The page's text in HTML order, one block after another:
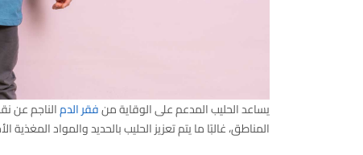
يساعد الحليب المدعم على الوقاية منفقر الدمالناجم عن
المناطق، غالبًا ما يتم تعزيز الحليب بالحديد والمواد المغذية